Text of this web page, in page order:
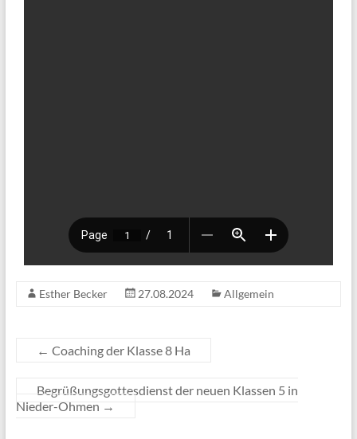
Esther Becker 27.08.2024 Allgemein
← Coaching der Klasse 8 Ha
Begrüßungsgottesdienst der neuen Klassen 5 in
Nieder-Ohmen →